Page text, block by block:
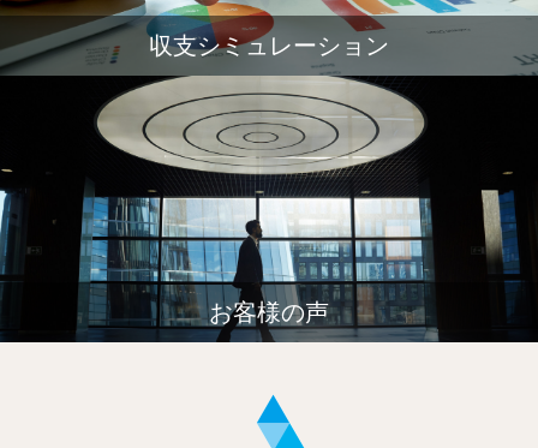
収支シミュレーション
お客様の声